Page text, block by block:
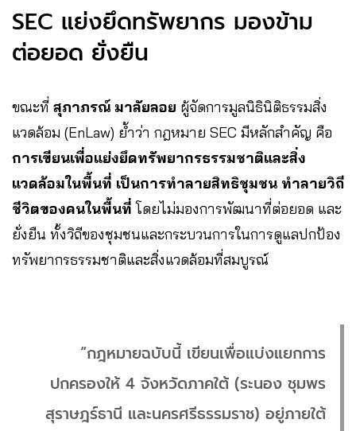
SEC แย่งยึดทรัพยากร มองข้าม
ต่อยอด ยั่งยืน
ขณะที่ สุภาภรณ์ มาลัยลอย ผู้จัดการมูลนิธินิติธรรมสิ่ง
แวดล้อม (EnLaw) ย้ำว่า กฎหมาย SEC มีหลักสำคัญ คือ
การเขียนเพื่อแย่งยึดทรัพยากรธรรมชาติและสิ่ง
แวดล้อมในพื้นที่ เป็นการทำลายสิทธิชุมชน ทำลายวิถี
ชีวิตของคนในพื้นที่ โดยไม่มองการพัฒนาที่ต่อยอด และ
ยั่งยืน ทั้งวิถีของชุมชนและกระบวนการในการดูแลปกป้อง
ทรัพยากรธรรมชาติและสิ่งแวดล้อมที่สมบูรณ์
“กฎหมายฉบับนี้ เขียนเพื่อแบ่งแยกการ
ปกครองให้ 4 จังหวัดภาคใต้ (ระนอง ชุมพร
สุราษฎร์ธานี และนครศรีธรรมราช) อยู่ภายใต้